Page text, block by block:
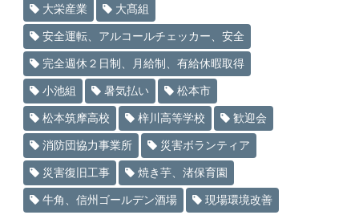
大栄産業 大髙組
安全運転、アルコールチェッカー、安全
完全週休２日制、月給制、有給休暇取得
小池組 暑気払い 松本市
松本筑摩高校 梓川高等学校 歓迎会
消防団協力事業所 災害ボランティア
災害復旧工事 焼き芋、渚保育園
牛角、信州ゴールデン酒場 現場環境改善